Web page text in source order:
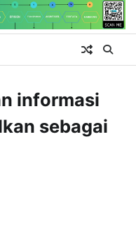
informasi
sebagai